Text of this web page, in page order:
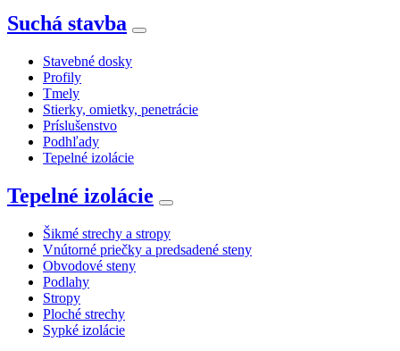
Suchá stavba
Stavebné dosky
Profily
Tmely
Stierky, omietky, penetrácie
Príslušenstvo
Podhľady
Tepelné izolácie
Tepelné izolácie
Šikmé strechy a stropy
Vnútorné priečky a predsadené steny
Obvodové steny
Podlahy
Stropy
Ploché strechy
Sypké izolácie